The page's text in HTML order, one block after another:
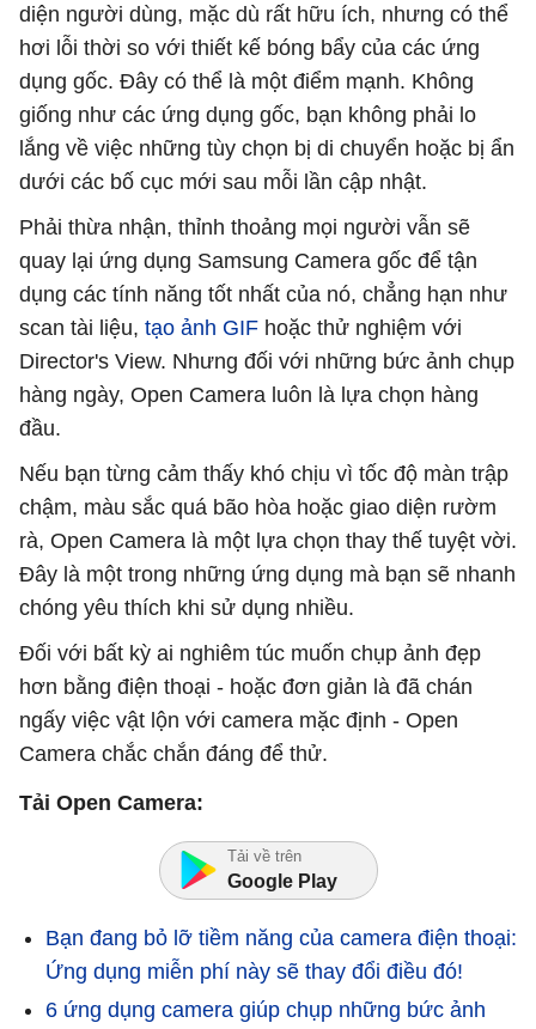
diện người dùng, mặc dù rất hữu ích, nhưng có thể
hơi lỗi thời so với thiết kế bóng bẩy của các ứng
dụng gốc. Đây có thể là một điểm mạnh. Không
giống như các ứng dụng gốc, bạn không phải lo
lắng về việc những tùy chọn bị di chuyển hoặc bị ẩn
dưới các bố cục mới sau mỗi lần cập nhật.
Phải thừa nhận, thỉnh thoảng mọi người vẫn sẽ
quay lại ứng dụng Samsung Camera gốc để tận
dụng các tính năng tốt nhất của nó, chẳng hạn như
scan tài liệu, tạo ảnh GIF hoặc thử nghiệm với
Director's View. Nhưng đối với những bức ảnh chụp
hàng ngày, Open Camera luôn là lựa chọn hàng
đầu.
Nếu bạn từng cảm thấy khó chịu vì tốc độ màn trập
chậm, màu sắc quá bão hòa hoặc giao diện rườm
rà, Open Camera là một lựa chọn thay thế tuyệt vời.
Đây là một trong những ứng dụng mà bạn sẽ nhanh
chóng yêu thích khi sử dụng nhiều.
Đối với bất kỳ ai nghiêm túc muốn chụp ảnh đẹp
hơn bằng điện thoại - hoặc đơn giản là đã chán
ngấy việc vật lộn với camera mặc định - Open
Camera chắc chắn đáng để thử.
Tải Open Camera:
Tải về trên
Google Play
Bạn đang bỏ lỡ tiềm năng của camera điện thoại:
Ứng dụng miễn phí này sẽ thay đổi điều đó!
6 ứng dụng camera giúp chụp những bức ảnh